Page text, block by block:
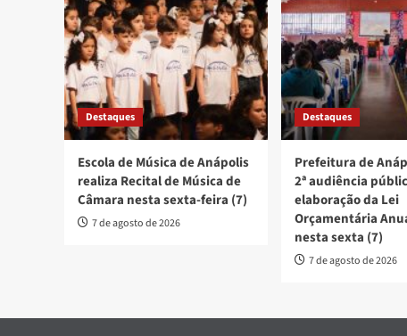
Destaques
Escola de Música de Anápolis
realiza Recital de Música de
Câmara nesta sexta-feira (7)
7 de agosto de 2026
Destaques
Prefeitura de
2ª audiência
elaboração da Lei
Orçamentária
nesta sexta (7)
7 de agosto de 2026